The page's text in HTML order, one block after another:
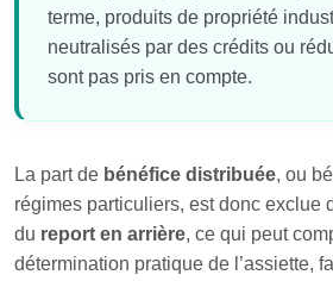
terme, produits de propriété
neutralisés par des crédits ou
sont pas pris en compte.
La part de bénéfice distribuée, ou
régimes particuliers, est donc exclue
du report en arrière, ce qui peut
détermination pratique de l’assiette,